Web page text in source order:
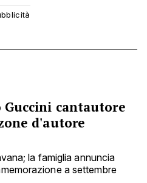
Guccini cantautore
d'autore
la famiglia annuncia
a settembre